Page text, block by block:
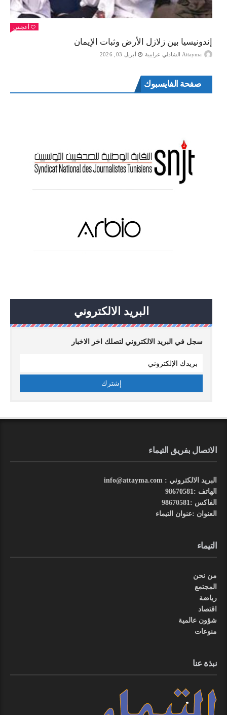
أعجبني
إندونيسيا بين زلازل الأرض وثبات الإيمان
Attayma الشاذلي عرايبية أبريل 03, 2026
صفحة الفايسبوك
البريد الالكتروني
سجل في البريد الالكتروني لتصلك اخر الاخبار
الاتصال بفريق التيماء
البريد الالكتروني : info@attayma.com
الهاتف :98670581
الفاكس :98670581
العنوان :عنوان التيماء
التيماء
من نحن
المجتمع
رياضة
اقتصاد
شؤون عالمية
منوعات
نبذة عنا